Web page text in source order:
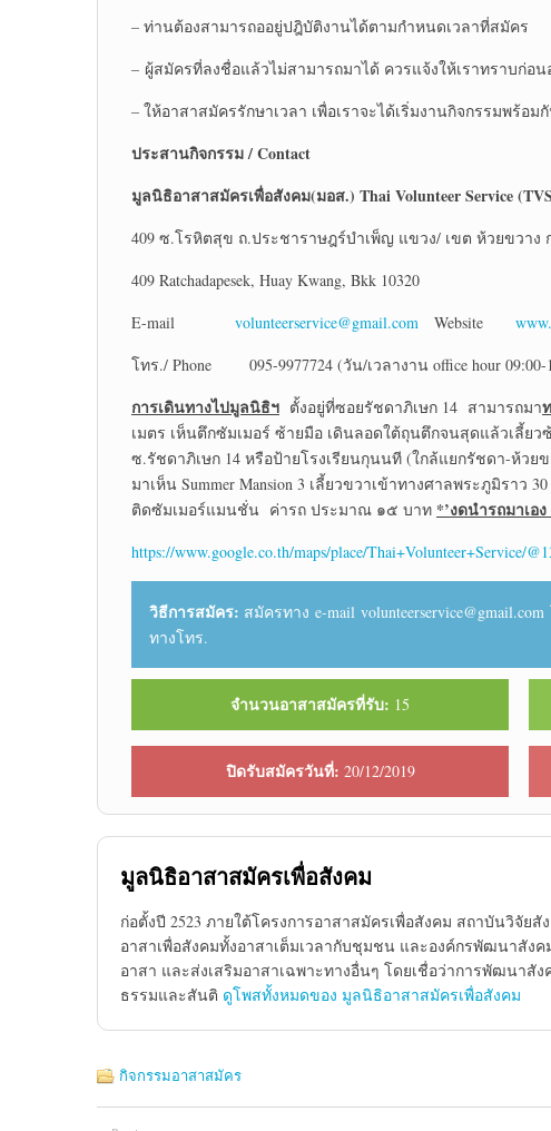
– ท่านต้องสามารถออยู่ปฎิบัติงานได้ตามกำหนดเวลาที่สมัคร
– ผู้สมัครที่ลงชื่อแล้วไม่สามารถมาได้ ควรแจ้งให้เราทราบก่อ
– ให้อาสาสมัครรักษาเวลา เพื่อเราจะได้เริ่มงานกิจกรรมพร้อ
ประสานกิจกรรม/ Contact
มูลนิธิอาสาสมัครเพื่อสังคม(มอส.) Thai Volunteer Service
409 ซ.โรหิตสุข ถ.ประชาราษฎร์บำเพ็ญ แขวง/ เขต ห้วยขวาง ก
409 Ratchadapesek, Huay Kwang, Bkk 10320
E-mail volunteerservice@gmail.com Website
โทร./ Phone 095-9977724 (วัน/เวลางาน office hour 09:00-
การเดินทางไปมูลนิธิฯ ตั้งอยู่ที่ซอยรัชดาภิเษก 14 สามารถมา
เมตร เห็นตึกซัมเมอร์ ซ้ายมือ เดินลอดใต้ถุนตึกจนสุดแล้วเลี้ย
ซ.รัชดาภิเษก 14 หรือป้ายโรงเรียนกุนนที (ใกล้แยกรัชดา-ห้ว
มาเห็น Summer Mansion 3 เลี้ยวขวาเข้าทางศาลพระภูมิรา
ติดซัมเมอร์แมนชั่น ค่ารถ ประมาณ ๑๕ บาท *’งดนำรถมาเอง
https://www.google.co.th/maps/place/Thai+Volunteer+Service/
วิธีการสมัคร: สมัครทาง e-mail
ทางโทร.
จำนวนอาสาสมัครที่รับ: 15
ปิดรับสมัครวันที่: 20/12/2019
มูลนิธิอาสาสมัครเพื่อสังคม
ก่อตั้งปี 2523 ภายใต้โครงการอาสาสมัครเพื่อสังคม สถาบันวิจั
อาสาเพื่อสังคมทั้งอาสาเต็มเวลากับชุมชน และองค์กรพัฒนาสัง
อาสา และส่งเสริมอาสาเฉพาะทางอื่นๆ โดยเชื่อว่าการพัฒนาสั
ธรรมและสันติ ดูโพสทั้งหมดของ มูลนิธิอาสาสมัครเพื่อสังคม
กิจกรรมอาสาสมัคร